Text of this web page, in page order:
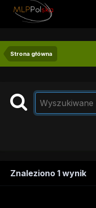
Strona główna
Znaleziono 1 wynik